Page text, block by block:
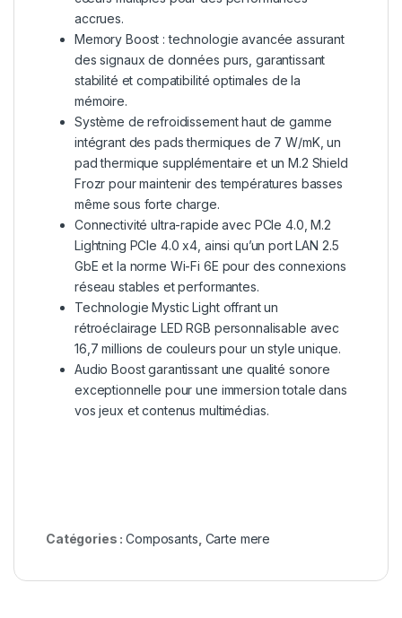
accrues.
Memory Boost : technologie avancée assurant
des signaux de données purs, garantissant
stabilité et compatibilité optimales de la
mémoire.
Système de refroidissement haut de gamme
intégrant des pads thermiques de 7 W/mK, un
pad thermique supplémentaire et un M.2 Shield
Frozr pour maintenir des températures basses
même sous forte charge.
Connectivité ultra-rapide avec PCIe 4.0, M.2
Lightning PCIe 4.0 x4, ainsi qu’un port LAN 2.5
GbE et la norme Wi-Fi 6E pour des connexions
réseau stables et performantes.
Technologie Mystic Light offrant un
rétroéclairage LED RGB personnalisable avec
16,7 millions de couleurs pour un style unique.
Audio Boost garantissant une qualité sonore
exceptionnelle pour une immersion totale dans
vos jeux et contenus multimédias.
Catégories :Composants Carte mere